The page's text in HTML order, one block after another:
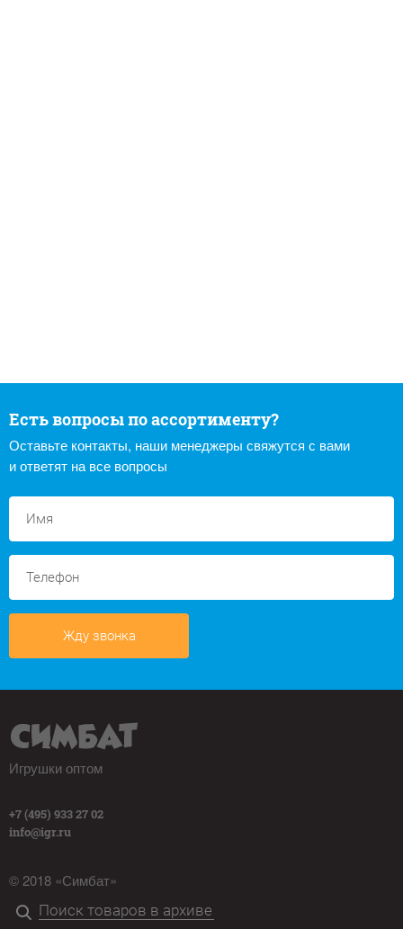
Есть вопросы по ассортименту?
Оставьте контакты, наши менеджеры свяжутся с вами
и ответят на все вопросы
Жду звонка
Игрушки оптом
+7 (495) 933 27 02
info@igr.ru
© 2018 «Симбат»